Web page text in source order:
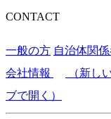
CONTACT
一般の方 自治体関
会社情報
（新し
ブで開く）